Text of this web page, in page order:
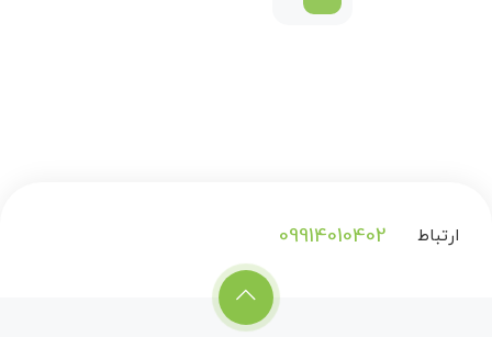
ارتباط 09914010402